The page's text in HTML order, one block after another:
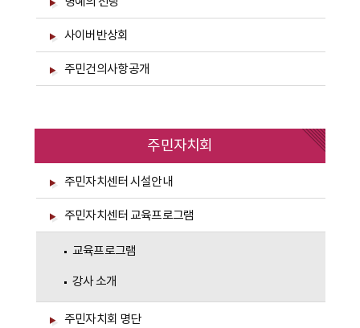
사이버반상회
주민건의사항공개
주민자치회
주민자치센터 시설안내
주민자치센터 교육프로그램
교육프로그램
강사 소개
주민자치회 명단